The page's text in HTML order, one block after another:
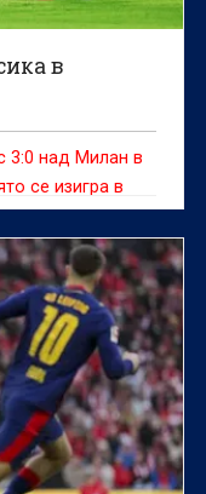
в
3:0 над Милан в
се изигра в